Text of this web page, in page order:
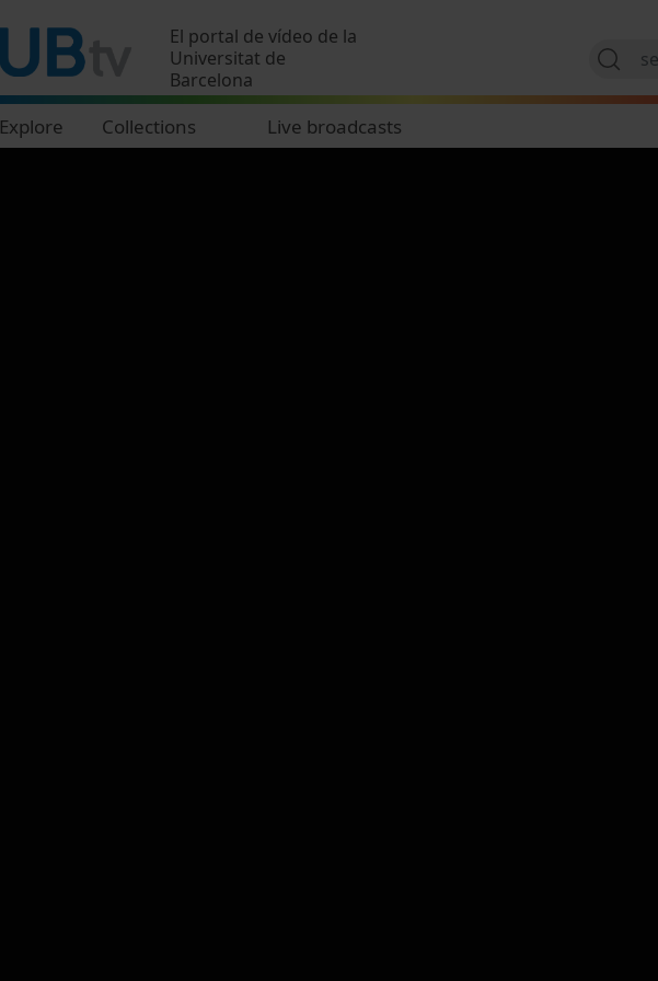
El portal de vídeo de la
Universitat de
Barcelona
Explore Collections Live broadcasts